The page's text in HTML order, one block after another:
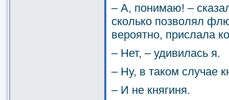
– А, понимаю! –
сколько позволял
вероятно, прислала
– Нет, – удивилась я.
– Ну, в таком случае
– И не княгиня.